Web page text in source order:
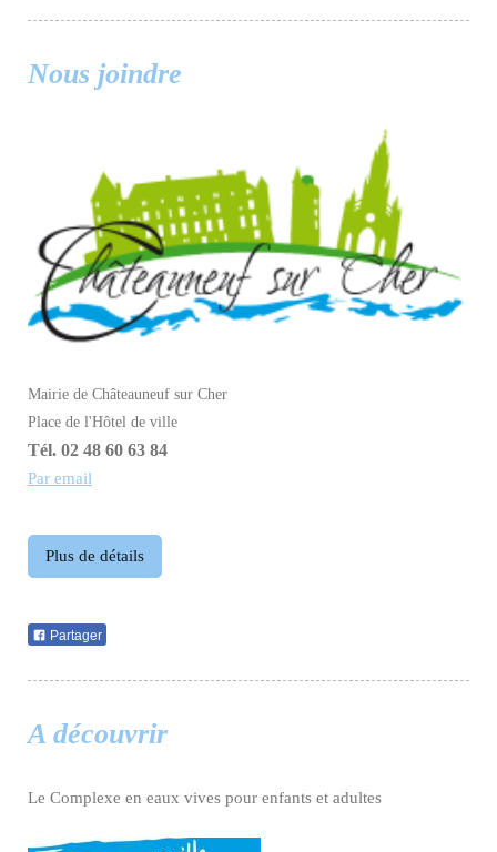
Nous joindre
Mairie de Châteauneuf sur Cher
Place de l'Hôtel de ville
Tél. 02 48 60 63 84
Par email
Plus de détails
Partager
A découvrir
Le Complexe en eaux vives pour enfants et adultes